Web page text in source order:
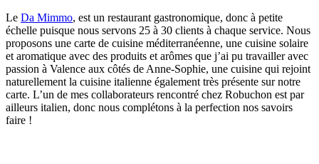
Le Da Mimmo, est un restaurant gastronomique, donc à petite
échelle puisque nous servons 25 à 30 clients à chaque service. Nous
proposons une carte de cuisine méditerranéenne, une cuisine solaire
et aromatique avec des produits et arômes que j’ai pu travailler avec
passion à Valence aux côtés de Anne-Sophie, une cuisine qui rejoint
naturellement la cuisine italienne également très présente sur notre
carte. L’un de mes collaborateurs rencontré chez Robuchon est par
ailleurs italien, donc nous complétons à la perfection nos savoirs
faire !